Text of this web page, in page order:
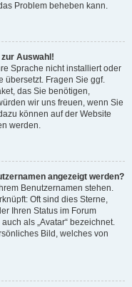
Problem beheben kann.
Auswahl!
Sprache nicht installiert oder
übersetzt. Fragen Sie ggf.
das Sie benötigen,
wir uns freuen, wenn Sie
können auf der Website
werden.
angezeigt werden?
Benutzernamen stehen.
Oft sind dies Sterne,
Ihren Status im Forum
als „Avatar“ bezeichnet.
Bild, welches von